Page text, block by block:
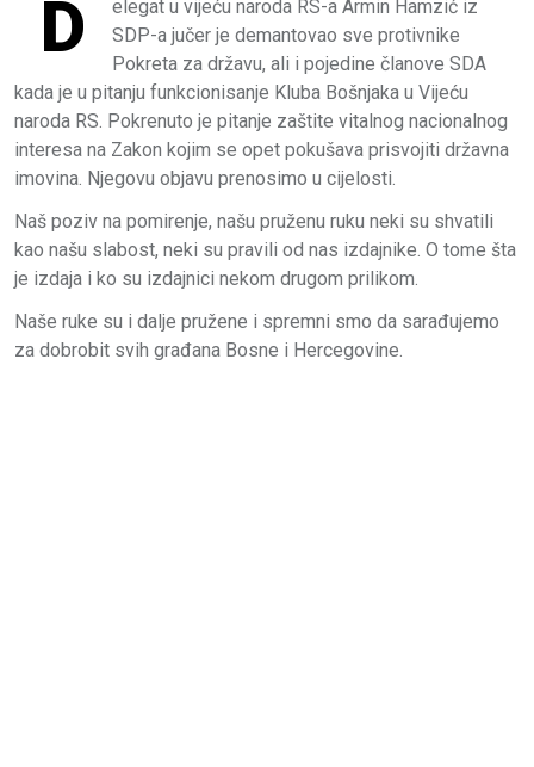
D
elegat u vijeću naroda RS-a Armin Hamzić iz
SDP-a jučer je demantovao sve protivnike
Pokreta za državu, ali i pojedine članove SDA
kada je u pitanju funkcionisanje Kluba Bošnjaka u Vijeću
naroda RS. Pokrenuto je pitanje zaštite vitalnog nacionalnog
interesa na Zakon kojim se opet pokušava prisvojiti državna
imovina. Njegovu objavu prenosimo u cijelosti.
Naš poziv na pomirenje, našu pruženu ruku neki su shvatili
kao našu slabost, neki su pravili od nas izdajnike. O tome šta
je izdaja i ko su izdajnici nekom drugom prilikom.
Naše ruke su i dalje pružene i spremni smo da sarađujemo
za dobrobit svih građana Bosne i Hercegovine.